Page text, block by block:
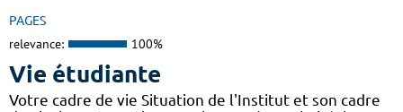
PAGES
relevance: 100%
Vie étudiante
Votre cadre de vie Situation de l'Institut et son cadre